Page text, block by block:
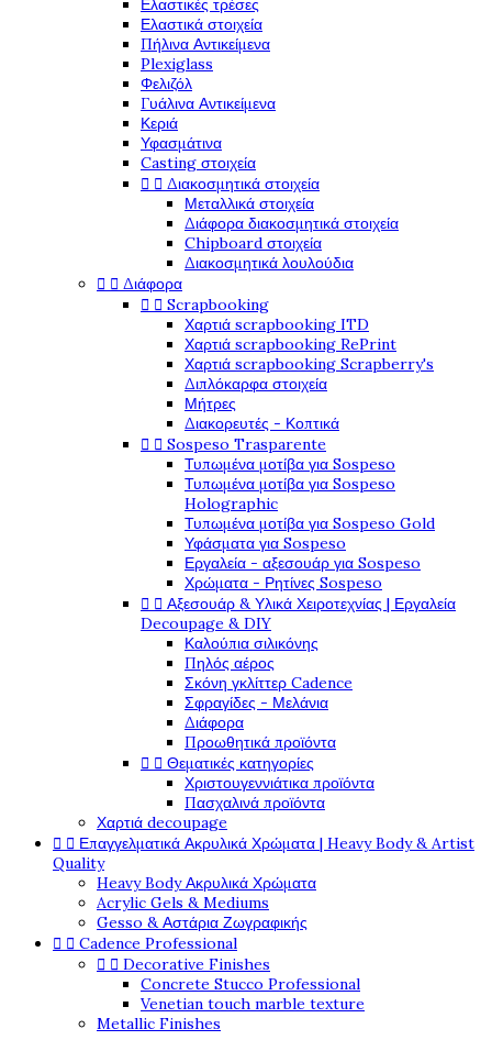
Ελαστικές τρέσες
Ελαστικά στοιχεία
Πήλινα Αντικείμενα
Plexiglass
Φελιζόλ
Γυάλινα Αντικείμενα
Κεριά
Υφασμάτινα
Casting στοιχεία
  Διακοσμητικά στοιχεία
Μεταλλικά στοιχεία
Διάφορα διακοσμητικά στοιχεία
Chipboard στοιχεία
Διακοσμητικά λουλούδια
  Διάφορα
  Scrapbooking
Χαρτιά scrapbooking ITD
Χαρτιά scrapbooking RePrint
Χαρτιά scrapbooking Scrapberry's
Διπλόκαρφα στοιχεία
Μήτρες
Διακορευτές - Κοπτικά
  Sospeso Trasparente
Τυπωμένα μοτίβα για Sospeso
Τυπωμένα μοτίβα για Sospeso
Holographic
Τυπωμένα μοτίβα για Sospeso Gold
Υφάσματα για Sospeso
Εργαλεία - αξεσουάρ για Sospeso
Χρώματα - Ρητίνες Sospeso
  Αξεσουάρ & Υλικά Χειροτεχνίας | Εργαλεία
Decoupage & DIY
Καλούπια σιλικόνης
Πηλός αέρος
Σκόνη γκλίττερ Cadence
Σφραγίδες - Μελάνια
Διάφορα
Προωθητικά προϊόντα
  Θεματικές κατηγορίες
Χριστουγεννιάτικα προϊόντα
Πασχαλινά προϊόντα
Χαρτιά decoupage
  Επαγγελματικά Ακρυλικά Χρώματα | Heavy Body & Artist
Quality
Heavy Body Ακρυλικά Χρώματα
Acrylic Gels & Mediums
Gesso & Αστάρια Ζωγραφικής
  Cadence Professional
  Decorative Finishes
Concrete Stucco Professional
Venetian touch marble texture
Metallic Finishes